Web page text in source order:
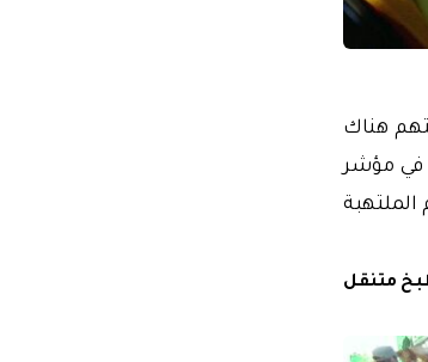
هناك
في مؤشر
متنقل